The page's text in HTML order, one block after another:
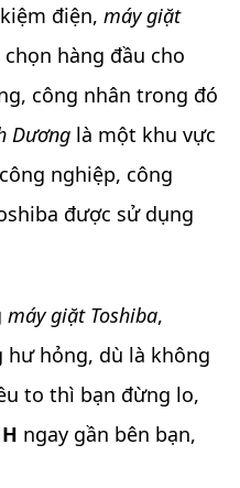
điện,máy giặt
hàng đầu cho
công nhân trong đó
Dương là một khu vực
nghiệp, công
được sử dụng
máy giặt Toshiba,
hỏng, dù là không
to thì bạn đừng lo,
ngay gần bên bạn,